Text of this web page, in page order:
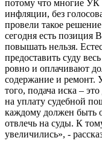
потому что многие
инфляции, без
провели такое
сегодня есть позиция
повышать нельзя.
предоставить суду
ровно и оплачивают
содержание и ремонт.
того, подача иска –
на уплату судебной
каждому должен быть
отвлечь на суды. К
увеличились», -